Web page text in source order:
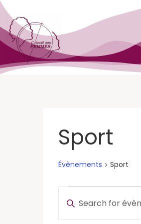
Sport
Évènements Sport
Recherche
et
Enter
Keyword.